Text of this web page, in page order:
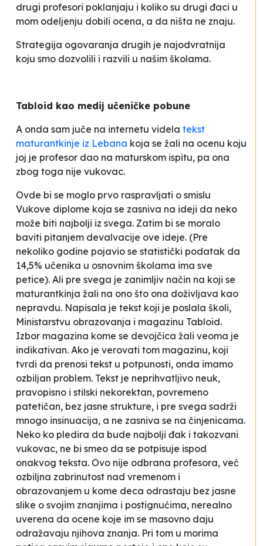
drugi profesori poklanjaju i koliko su drugi đaci u
mom odeljenju dobili ocena, a da ništa ne znaju.
Strategija ogovaranja drugih je najodvratnija
koju smo dozvolili i razvili u našim školama.
Tabloid kao medij učeničke pobune
A onda sam juče na internetu videla tekst
maturantkinje iz Lebana koja se žali na ocenu koju
joj je profesor dao na maturskom ispitu, pa ona
zbog toga nije vukovac.
Ovde bi se moglo prvo raspravljati o smislu
Vukove diplome koja se zasniva na ideji da neko
može biti najbolji iz svega. Zatim bi se moralo
baviti pitanjem devalvacije ove ideje. (Pre
nekoliko godine pojavio se statistički podatak da
14,5% učenika u osnovnim školama ima sve
petice). Ali pre svega je zanimljiv način na koji se
maturantkinja žali na ono što ona doživljava kao
nepravdu. Napisala je tekst koji je poslala školi,
Ministarstvu obrazovanja i magazinu Tabloid.
Izbor magazina kome se devojčica žali veoma je
indikativan. Ako je verovati tom magazinu, koji
tvrdi da prenosi tekst u potpunosti, onda imamo
ozbiljan problem. Tekst je neprihvatljivo neuk,
pravopisno i stilski nekorektan, povremeno
patetičan, bez jasne strukture, i pre svega sadrži
mnogo insinuacija, a ne zasniva se na činjenicama.
Neko ko pledira da bude najbolji đak i takozvani
vukovac, ne bi smeo da se potpisuje ispod
onakvog teksta. Ovo nije odbrana profesora, već
ozbiljna zabrinutost nad vremenom i
obrazovanjem u kome deca odrastaju bez jasne
slike o svojim znanjima i postignućima, nerealno
uverena da ocene koje im se masovno daju
odražavaju njihova znanja. Pri tom u morima